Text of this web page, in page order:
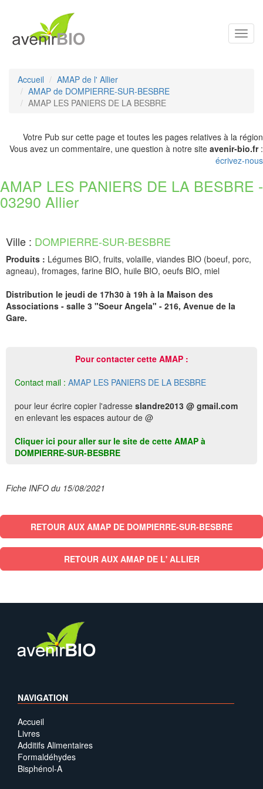
Accueil
AMAP de l' Allier
AMAP de DOMPIERRE-SUR-BESBRE
AMAP LES PANIERS DE LA BESBRE
Votre Pub sur cette page et toutes les pages relatives à la région
Vous avez un commentaire, une question à notre site avenir-bio.fr:
écrivez-nous
AMAP LES PANIERS DE LA BESBRE -
03290 Allier
Ville : DOMPIERRE-SUR-BESBRE
Produits : Légumes BIO, fruits, volaille, viandes BIO (boeuf, porc,
agneau), fromages, farine BIO, huile BIO, oeufs BIO, miel
Distribution le jeudi de 17h30 à 19h à la Maison des
Associations - salle 3 "Soeur Angela" - 216, Avenue de la
Gare.
Pour contacter cette AMAP :
Contact mail : AMAP LES PANIERS DE LA BESBRE
pour leur écrire copier l'adresse slandre2013 @ gmail.com
en enlevant les espaces autour de @
Cliquer ici pour aller sur le site de cette AMAP à
DOMPIERRE-SUR-BESBRE
Fiche INFO du 15/08/2021
RETOUR AUX AMAP DE DOMPIERRE-SUR-BESBRE
RETOUR AUX AMAP DE L' ALLIER
NAVIGATION
Accueil
Livres
Additifs Alimentaires
Formaldéhydes
Bisphénol-A